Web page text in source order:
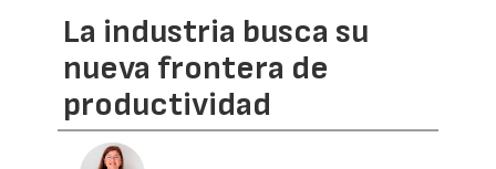
La industria busca su
nueva frontera de
productividad